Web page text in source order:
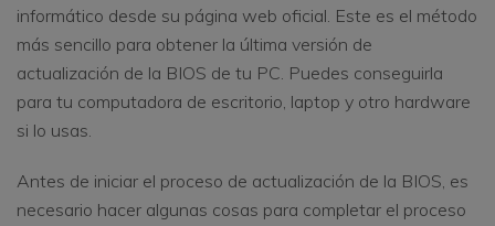
informático desde su página web oficial. Este es el método
más sencillo para obtener la última versión de
actualización de la BIOS de tu PC. Puedes conseguirla
para tu computadora de escritorio, laptop y otro hardware
si lo usas.
Antes de iniciar el proceso de actualización de la BIOS, es
necesario hacer algunas cosas para completar el proceso